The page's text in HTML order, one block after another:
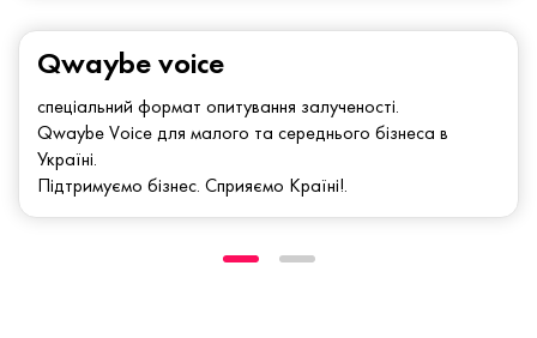
Qwaybe voice
спеціальний формат опитування залученості.
Qwaybe Voice для малого та середнього бізнеса в
Україні.
Підтримуємо бізнес. Сприяємо Країні!.